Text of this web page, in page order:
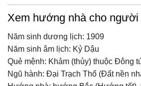
Xem hướng nhà cho người
Năm sinh dương lịch: 1909
Năm sinh âm lịch: Kỷ Dậu
Quẻ mệnh: Khảm (thủy) thuộc Đông
Ngũ hành: Đại Trạch Thổ (Đất nền